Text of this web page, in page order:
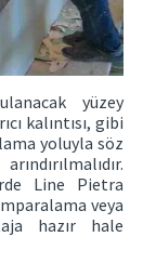
yüzey
kalıntısı, gibi
yoluyla söz
Line Pietra
veya
hazır hale